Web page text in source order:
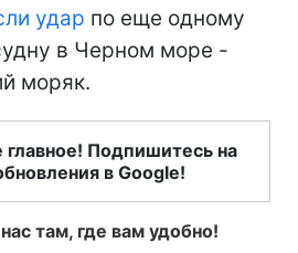
удар по еще одному
в Черном море -
моряк.
главное! Подпишитесь на
в Google!
там, где вам удобно!